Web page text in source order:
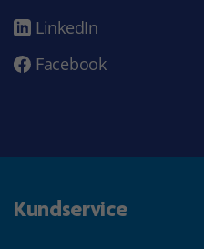
LinkedIn
Facebook
Kundservice